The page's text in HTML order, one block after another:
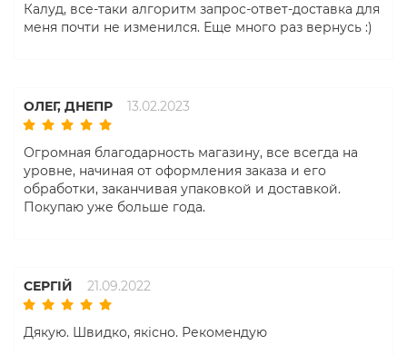
Калуд, все-таки алгоритм запрос-ответ-доставка для
меня почти не изменился. Еще много раз вернусь :)
ОЛЕГ, ДНЕПР 13.02.2023
Огромная благодарность магазину, все всегда на
уровне, начиная от оформления заказа и его
обработки, заканчивая упаковкой и доставкой.
Покупаю уже больше года.
СЕРГІЙ 21.09.2022
Дякую. Швидко, якісно. Рекомендую